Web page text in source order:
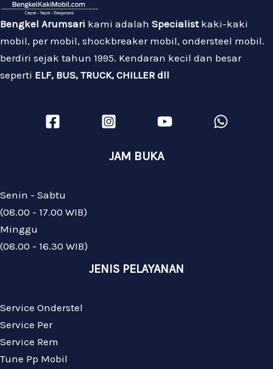
Bengkel Arumsari kami adalah Specialistkaki-kaki
mobil, per mobil, shockbreaker mobil, ondersteel mobil.
berdiri sejak tahun 1995. Kendaran kecil dan besar
seperti ELF, BUS, TRUCK, CHILLER dll
JAM BUKA
Senin - Sabtu
(08.00 - 17.00 WIB)
Minggu
(08.00 - 16.30 WIB)
JENIS PELAYANAN
Service Onderstel
Service Per
Service Rem
Tune Pp Mobil